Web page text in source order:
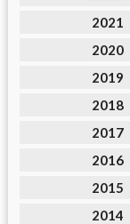
2021
2020
2019
2018
2017
2016
2015
2014